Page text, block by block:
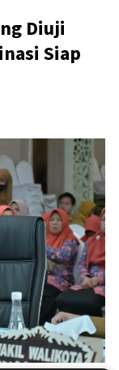
Diuji
Siap